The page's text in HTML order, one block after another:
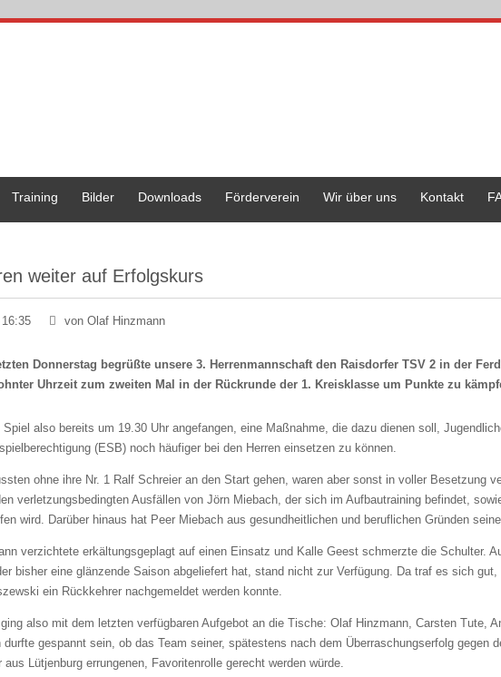
Training Bilder Downloads Förderverein Wir über uns Kontakt
weiter auf Erfolgskurs
von Olaf Hinzmann
Donnerstag begrüßte unsere 3. Herrenmannschaft den Raisdorfer TSV 2 in der
Uhrzeit zum zweiten Mal in der Rückrunde der 1. Kreisklasse um Punkte zu
Spiel also bereits um 19.30 Uhr angefangen, eine Maßnahme, die dazu dienen soll,
(ESB) noch häufiger bei den Herren einsetzen zu können.
ohne ihre Nr. 1 Ralf Schreier an den Start gehen, waren aber sonst in voller Besetzung
verletzungsbedingten Ausfällen von Jörn Miebach, der sich im Aufbautraining befindet,
wird. Darüber hinaus hat Peer Miebach aus gesundheitlichen und beruflichen Gründen
verzichtete erkältungsgeplagt auf einen Einsatz und Kalle Geest schmerzte die Schulter.
bisher eine glänzende Saison abgeliefert hat, stand nicht zur Verfügung. Da traf es sich gut,
ein Rückkehrer nachgemeldet werden konnte.
also mit dem letzten verfügbaren Aufgebot an die Tische: Olaf Hinzmann, Carsten Tute,
durfte gespannt sein, ob das Team seiner, spätestens nach dem Überraschungserfolg gegen
aus Lütjenburg errungenen, Favoritenrolle gerecht werden würde.